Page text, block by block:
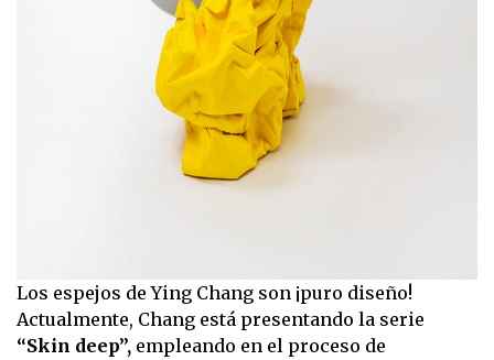
Los espejos de Ying Chang son ¡puro diseño!
Actualmente, Chang está presentando la serie
“Skin deep”, empleando en el proceso de